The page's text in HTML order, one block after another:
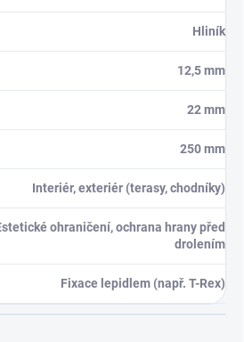
Hliník
12,5 mm
22 mm
250 mm
Interiér, exteriér (terasy, chodníky)
ohraničení, ochrana hrany před
drolením
Fixace lepidlem (např. T-Rex)